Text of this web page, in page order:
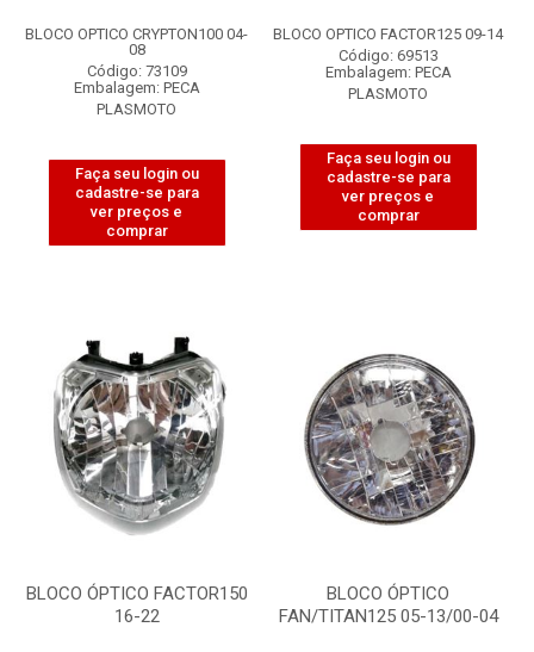
BLOCO OPTICO CRYPTON100 04-
08
Código: 73109
Embalagem: PECA
PLASMOTO
Faça seu login ou
cadastre-se para
ver preços e
comprar
BLOCO OPTICO FACTOR125 09-14
Código: 69513
Embalagem: PECA
PLASMOTO
Faça seu login ou
cadastre-se para
ver preços e
comprar
BLOCO ÓPTICO FACTOR150
16-22
BLOCO ÓPTICO
FAN/TITAN125 05-13/00-04